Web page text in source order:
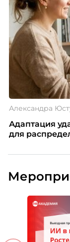
Александра
Адаптация
для